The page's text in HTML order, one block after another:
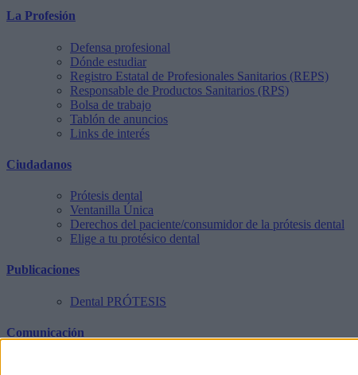
La Profesión
Defensa profesional
Dónde estudiar
Registro Estatal de Profesionales Sanitarios (REPS)
Responsable de Productos Sanitarios (RPS)
Bolsa de trabajo
Tablón de anuncios
Links de interés
Ciudadanos
Prótesis dental
Ventanilla Única
Derechos del paciente/consumidor de la prótesis dental
Elige a tu protésico dental
Publicaciones
Dental PRÓTESIS
Comunicación